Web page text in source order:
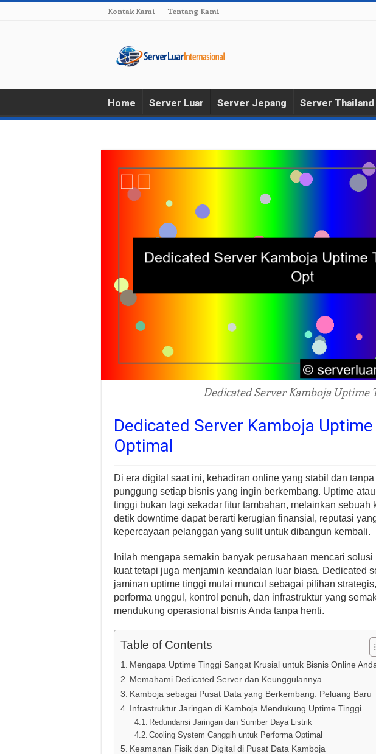
Kontak Kami Tentang Kami
Home Server Luar Server Jepang Server Thailand
Dedicated Server Kamboja Uptime
Dedicated Server Kamboja
Optimal
Di era digital saat ini, kehadiran online yang stabil dan
punggung setiap bisnis yang ingin berkembang. Uptime
tinggi bukan lagi sekadar fitur tambahan, melainkan sebuah
detik downtime dapat berarti kerugian finansial, reputasi
kepercayaan pelanggan yang sulit untuk dibangun kembali.
Inilah mengapa semakin banyak perusahaan mencari
kuat tetapi juga menjamin keandalan luar biasa. Dedicated
jaminan uptime tinggi mulai muncul sebagai pilihan
performa unggul, kontrol penuh, dan infrastruktur yang
mendukung operasional bisnis Anda tanpa henti.
Table of Contents
Mengapa Uptime Tinggi Sangat Krusial untuk Bisnis Online
Memahami Dedicated Server dan Keunggulannya
Kamboja sebagai Pusat Data yang Berkembang: Peluang Baru
Infrastruktur Jaringan di Kamboja Mendukung Uptime Tinggi
Redundansi Jaringan dan Sumber Daya Listrik
Cooling System Canggih untuk Performa Optimal
Keamanan Fisik dan Digital di Pusat Data Kamboja